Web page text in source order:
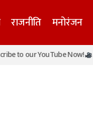
राजनीति मनोरंजन
to our YouTube Now!